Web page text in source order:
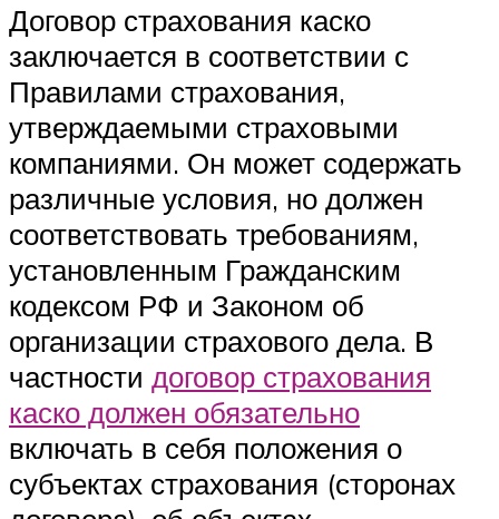
Договор страхования каско
заключается в соответствии с
Правилами страхования,
утверждаемыми страховыми
компаниями. Он может содержать
различные условия, но должен
соответствовать требованиям,
установленным Гражданским
кодексом РФ и Законом об
организации страхового дела. В
частности договор страхования
каско должен обязательно
включать в себя положения о
субъектах страхования (сторонах